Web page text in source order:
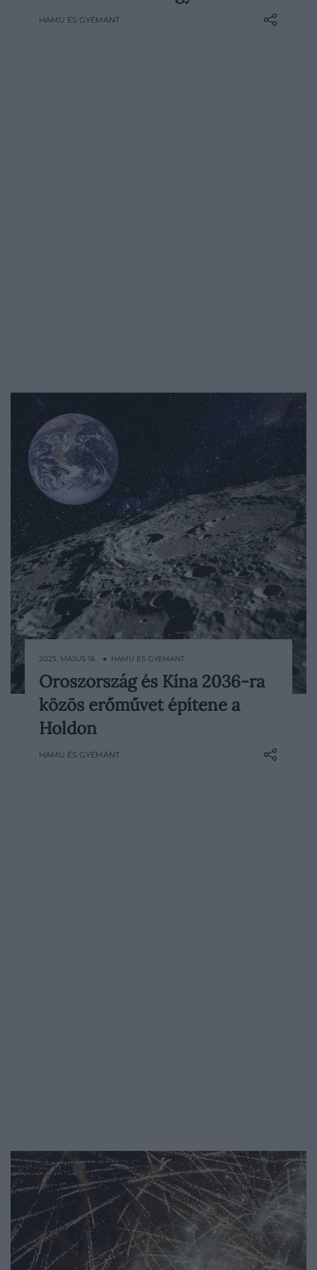
július 24. és augusztus 2. között immár 35.
alkalommal vár mindenkit. A fesztivál első
HAMU ÉS GYÉMÁNT
Kína és Oroszország új megállapodást írt
alá, amely megerősíti közös céljukat: egy
nemzetközi holdkutató állomás
ILRS) létrehozását 2036-ig. A tervek
2025. MÁJUS 16. ● HAMU ÉS GYÉMÁNT
Oroszország és Kína 2036-ra
közös erőművet építene a
Holdon
HAMU ÉS GYÉMÁNT